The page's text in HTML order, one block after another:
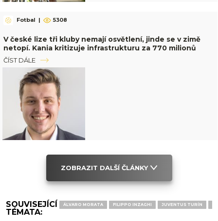
Fotbal | 5308
V české lize tři kluby nemají osvětlení, jinde se v zimě
netopí. Kania kritizuje infrastrukturu za 770 milionů
ČÍST DÁLE
ZOBRAZIT DALŠÍ ČLÁNKY
SOUVISEJÍCÍ
TÉMATA:
ÁLVARO MORATA FILIPPO INZAGHI JUVENTUS TURÍN